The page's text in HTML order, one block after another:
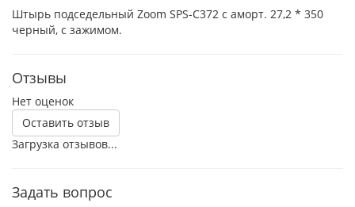
Штырь подседельный Zoom SPS-C372 с аморт. 27,2 * 350
черный, с зажимом.
Отзывы
Нет оценок
Оставить отзыв
Загрузка отзывов...
Задать вопрос